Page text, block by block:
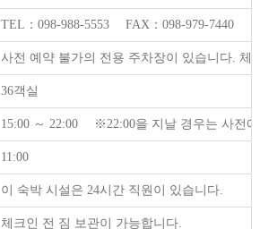
TEL：098-988-5553 FAX：098-979-7440
사전 예약 불가의 전용 주차장이 있습니다. 체
36객실
15:00 ～ 22:00 ※22:00을 지날 경우는 사전
11:00
이 숙박 시설은 24시간 직원이 있습니다.
체크인 전 짐 보관이 가능합니다.